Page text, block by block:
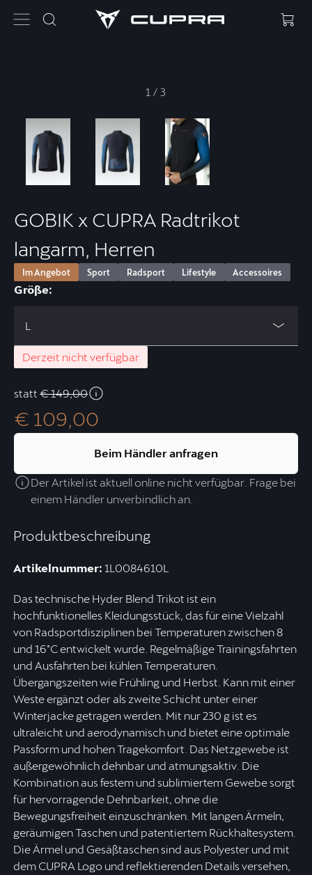
1 / 3
Produktbeschreibung
Artikelnummer: 1L0084610L
Das technische Hyder Blend Trikot ist ein
hochfunktionelles Kleidungsstück, das für eine Vielzahl
von Radsportdisziplinen bei Temperaturen zwischen 8
und 16°C entwickelt wurde. Regelmäßige Trainingsfahrten
und Ausfahrten bei kühlen Temperaturen.
Übergangszeiten wie Frühling und Herbst. Kann mit einer
Weste ergänzt oder als zweite Schicht unter einer
Winterjacke getragen werden. Mit nur 230 g ist es
ultraleicht und aerodynamisch und bietet eine optimale
Passform und hohen Tragekomfort. Das Netzgewebe ist
außergewöhnlich dehnbar und atmungsaktiv. Die
Kombination aus festem und sublimiertem Gewebe sorgt
für hervorragende Dehnbarkeit, ohne die
Bewegungsfreiheit einzuschränken. Mit langen Ärmeln,
geräumigen Taschen und patentiertem Rückhaltesystem.
Die Ärmel und Gesäßtaschen sind aus Polyester und mit
dem CUPRA Logo und reflektierenden Details versehen,
GOBIK x CUPRA Radtrikot
langarm, Herren
Im Angebot Sport Radsport Lifestyle Accessoires
Größe:
L
Derzeit nicht verfügbar
statt€ 149,00
€ 109,00
Beim Händler anfragen
Der Artikel ist aktuell online nicht verfügbar. Frage bei
einem Händler unverbindlich an.